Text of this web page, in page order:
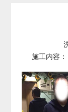
施工内容